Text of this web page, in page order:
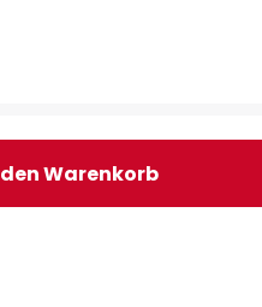
Warenkorb